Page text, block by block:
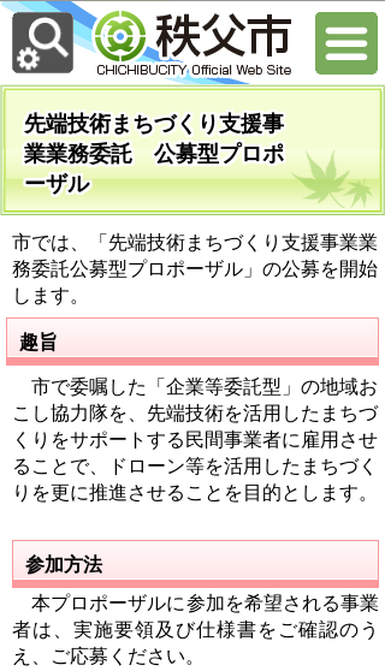
先端技術まちづくり支援事
業業務委託 公募型プロポ
ーザル
市では、「先端技術まちづくり支援事業業
務委託公募型プロポーザル」の公募を開始
します。
趣旨
市で委嘱した「企業等委託型」の地域お
こし協力隊を、先端技術を活用したまちづ
くりをサポートする民間事業者に雇用させ
ることで、ドローン等を活用したまちづく
りを更に推進させることを目的とします。
参加方法
本プロポーザルに参加を希望される事業
者は、実施要領及び仕様書をご確認のう
え、ご応募ください。